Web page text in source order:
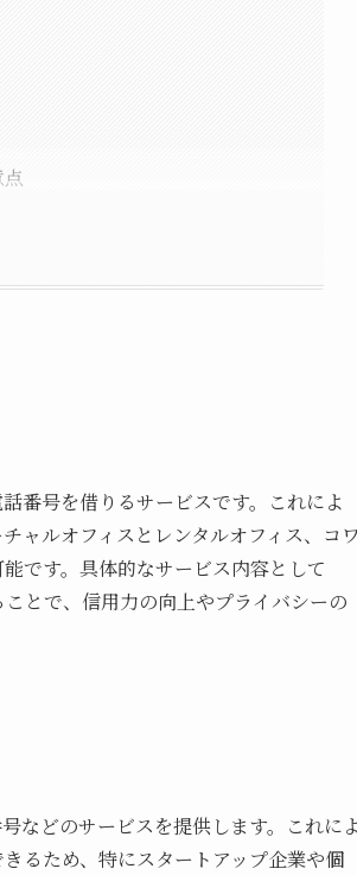
番号を借りるサービスです。これによ
ャルオフィスとレンタルオフィス、コ
です。具体的なサービス内容として
とで、信用力の向上やプライバシーの
などのサービスを提供します。これに
るため、特にスタートアップ企業や個